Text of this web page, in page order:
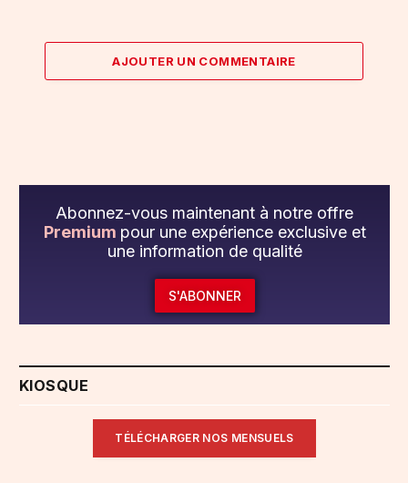
AJOUTER UN COMMENTAIRE
Abonnez-vous maintenant à notre offre
Premium pour une expérience exclusive et
une information de qualité
S'ABONNER
KIOSQUE
TÉLÉCHARGER NOS MENSUELS